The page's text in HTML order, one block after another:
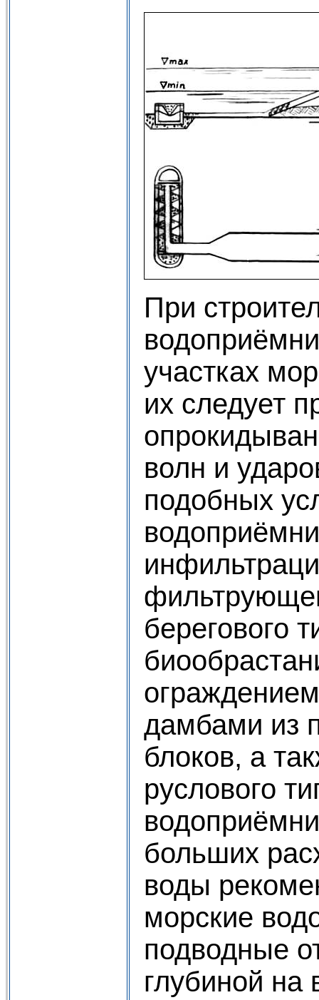
При
участках
их следует
волн и
подобных
берегового
дамбами из
блоков, а
руслового
больших
воды
морские
подводные
глубиной на